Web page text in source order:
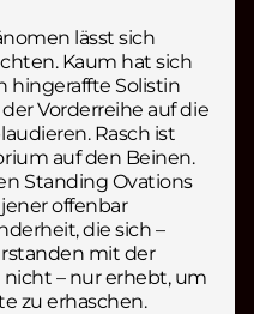
lässt sich
Kaum hat sich
hingeraffte Solistin
Vorderreihe auf die
Rasch ist
auf den Beinen.
Standing Ovations
offenbar
die sich –
mit der
– nur erhebt, um
zu erhaschen.